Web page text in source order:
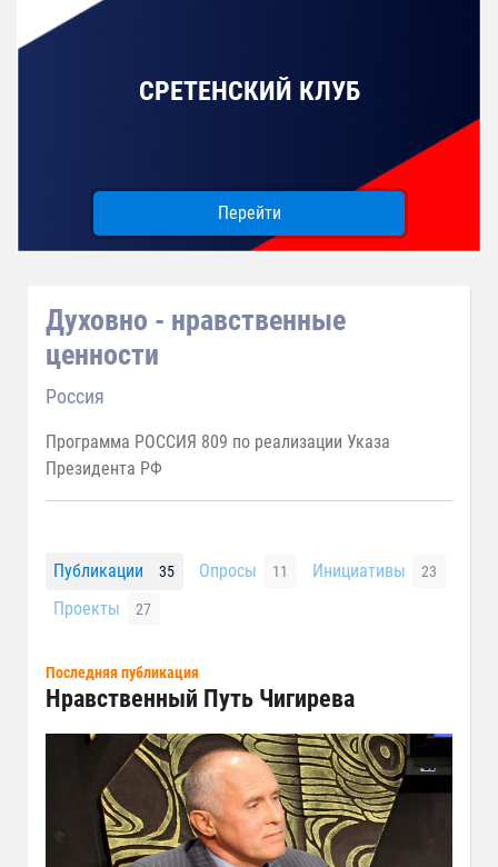
СРЕТЕНСКИЙ КЛУБ
Перейти
Духовно - нравственные
ценности
Россия
Программа РОССИЯ 809 по реализации Указа
Президента РФ
Публикации 35 Опросы 11 Инициативы 23
Проекты 27
Последняя публикация
Нравственный Путь Чигирева